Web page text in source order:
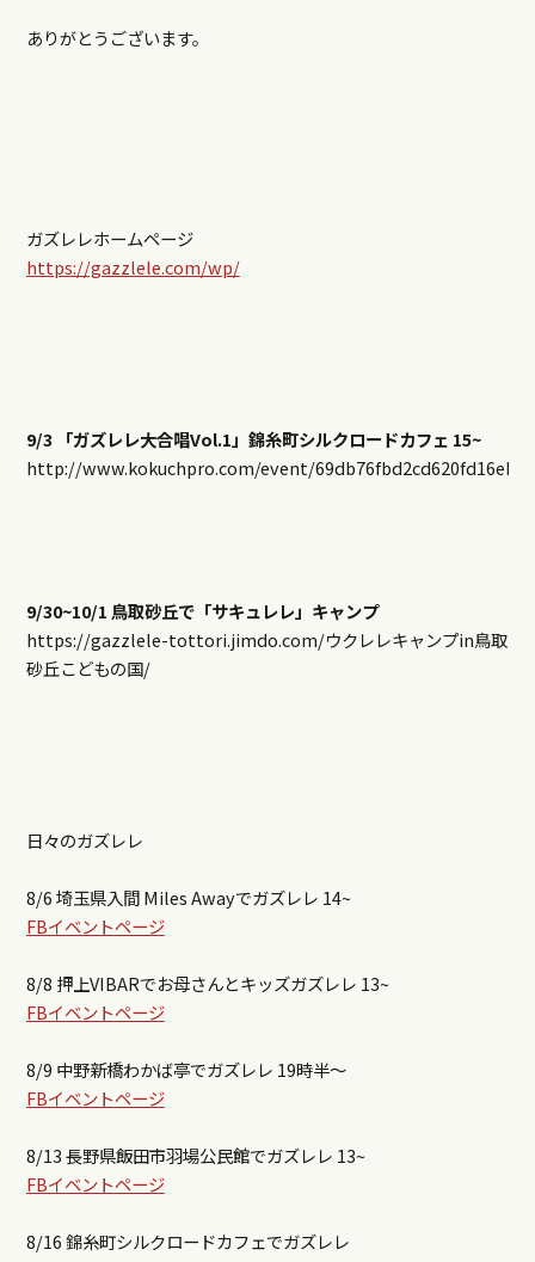
ありがとうございます。
ガズレレホームページ
https://gazzlele.com/wp/
9/3 「ガズレレ大合唱Vol.1」錦糸町シルクロードカフェ 15~
http://www.kokuchpro.com/event/
9/30~10/1 鳥取砂丘で「サキュレレ」キャンプ
https://gazzlele-tottori.jimdo.com/ウクレレキャンプin鳥取
砂丘こどもの国/
日々のガズレレ
8/6 埼玉県入間 Miles Awayでガズレレ 14~
FBイベントページ
8/8 押上VIBARでお母さんとキッズガズレレ 13~
FBイベントページ
8/9 中野新橋わかば亭でガズレレ 19時半〜
FBイベントページ
8/13 長野県飯田市羽場公民館でガズレレ 13~
FBイベントページ
8/16 錦糸町シルクロードカフェでガズレレ